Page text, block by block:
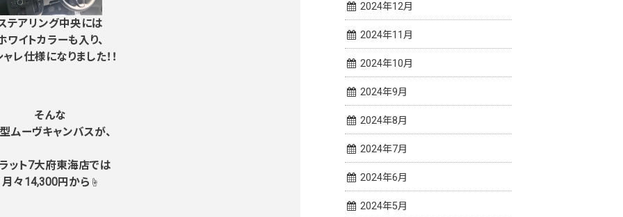
テアリング中央には
ワイトカラーも入り、
レ仕様になりました！！
そんな
ムーヴキャンバスが、
ット7大府東海店では
月々14,300円から ☝
2024年12月
2024年11月
2024年10月
2024年9月
2024年8月
2024年7月
2024年6月
2024年5月